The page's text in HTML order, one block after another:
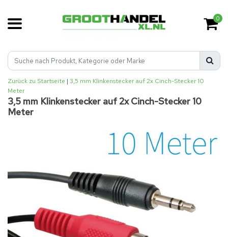
0
Zurück zu Startseite | 3,5 mm Klinkenstecker auf 2x Cinch-Stecker 10
Meter
3,5 mm Klinkenstecker auf 2x Cinch-Stecker 10
Meter